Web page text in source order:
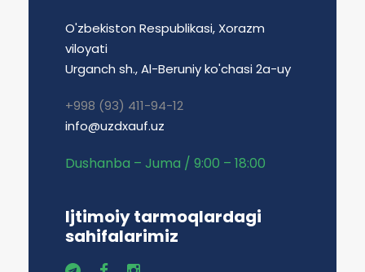
O'zbekiston Respublikasi, Xorazm
viloyati
Urganch sh., Al-Beruniy ko'chasi 2a-uy
+998 (93) 411-94-12
info@uzdxauf.uz
Dushanba – Juma / 9:00 – 18:00
Ijtimoiy tarmoqlardagi
sahifalarimiz